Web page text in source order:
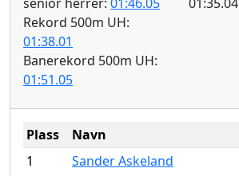
Rekord 500m UH:
01:38.01
Banerekord 500m UH:
01:51.05
Plass Navn
1
Sander Askeland